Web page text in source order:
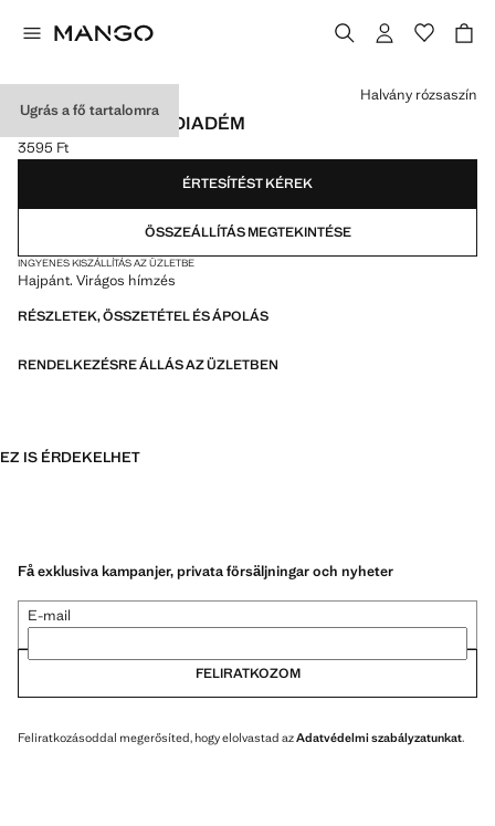
Ugrás a fő tartalomra
VIRÁGHÍMZÉSES DIADÉM
Jelenlegi ár [3595 Ft ]
3595 Ft
Válassz egy színt
Halvány rózsaszín
ÉRTESÍTÉST KÉREK
ÖSSZEÁLLÍTÁS MEGTEKINTÉSE
INGYENES KISZÁLLÍTÁS AZ ÜZLETBE
Hajpánt. Virágos hímzés
RÉSZLETEK, ÖSSZETÉTEL ÉS ÁPOLÁS
RENDELKEZÉSRE ÁLLÁS AZ ÜZLETBEN
EZ IS ÉRDEKELHET
Få exklusiva kampanjer, privata försäljningar och nyheter
E-mail
FELIRATKOZOM
Feliratkozásoddal megerősíted, hogy elolvastad azAdatvédelmi szabályzatunkat.